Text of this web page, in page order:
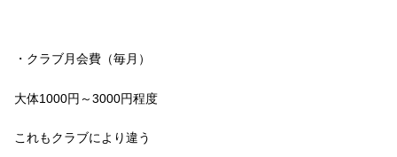
・クラブ月会費（毎月）
大体1000円～3000円程度
これもクラブにより違う